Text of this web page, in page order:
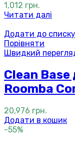
1,012 грн.
Читати далі
Додати до
Порівняти
Швидкий
Clean Base
Roomba
20,976 грн.
Додати в кошик
-55%